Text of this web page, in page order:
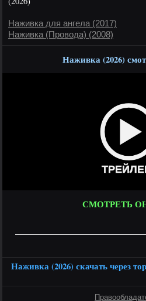
Наживка для ангела (2017)
Наживка (Провода) (2008)
Наживка (2026)
СМОТРЕТЬ
Наживка (2026) скачать через